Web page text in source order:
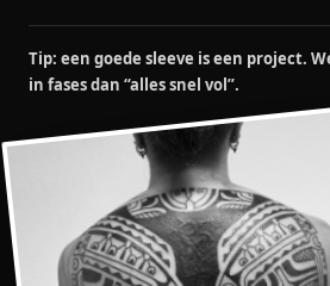
Tip: een goede sleeve is een project.
in fases dan “alles snel vol”.